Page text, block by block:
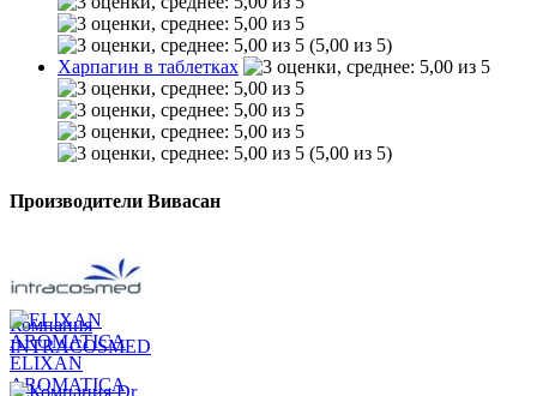
(5,00 из 5)
Харпагин в таблетках
(5,00 из 5)
Производители Вивасан
Компания
INTRACOSMED
ELIXAN
AROMATICA